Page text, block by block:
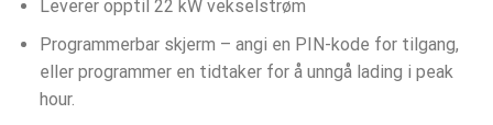
Leverer opptil 22 kW vekselstrøm
Programmerbar skjerm – angi en PIN-kode for tilgang,
eller programmer en tidtaker for å unngå lading i peak
hour.